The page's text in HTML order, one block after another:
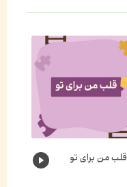
قلب من برای تو